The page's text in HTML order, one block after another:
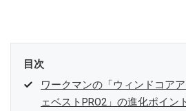
目次
ワークマンの「ウィンドコア
ェベストPRO2」の進化ポイン